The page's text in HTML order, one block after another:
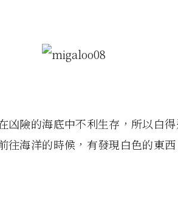
凶險的海底中不利生存，所以白
往海洋的時候，有發現白色的東